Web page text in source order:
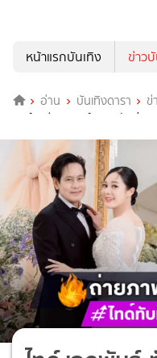
หน้าแรกบันเทิง
ข่าว
อ่าน บันเทิงดารา ข่
นทร์ เตรียมวิวาห์! ควงกันภ่ายพ